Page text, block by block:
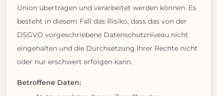
Union übertragen und verarbeitet werden können. Es
besteht in diesem Fall das Risiko, dass das von der
DSGVO vorgeschriebene Datenschutzniveau nicht
eingehalten und die Durchsetzung Ihrer Rechte nicht
oder nur erschwert erfolgen kann.
Betroffene Daten: